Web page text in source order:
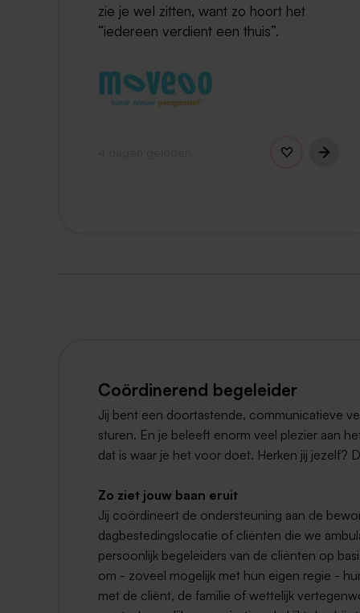
zie je wel zitten, want zo hoort het
“iedereen verdient een thuis”.
Coördinerend begeleider
Jij bent een doortastende, communicatieve
sturen. En je beleeft enorm veel plezier aan
dat is waar je het voor doet. Herken jij jezelf?
Zo ziet jouw baan eruit
Jij coördineert de ondersteuning aan de
dagbestedingslocatie of cliënten die we
persoonlijk begeleiders van de cliënten op
om - zoveel mogelijk met hun eigen regie -
met de cliënt, de familie of wettelijk